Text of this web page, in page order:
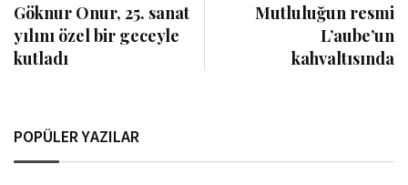
Göknur Onur, 25. sanat
yılını özel bir geceyle
kutladı
Mutluluğun resmi
L’aube’un
kahvaltısında
POPÜLER YAZILAR